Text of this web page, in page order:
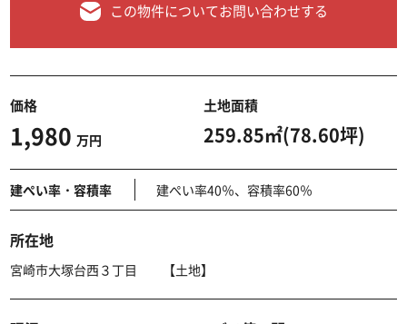
この物件についてお問い合わせする
価格
1,980 万円
土地面積
259.85㎡(78.60坪)
建ぺい率・容積率 建ぺい率40％、容積率60％
所在地
宮崎市大塚台西３丁目 【土地】